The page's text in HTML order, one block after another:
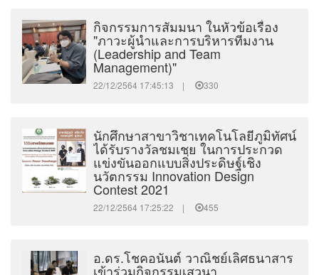
กิจกรรมการสัมมนา ในหัวข้อเรื่อง
"ภาวะผู้นำและการบริหารทีมงาน
(Leadership and Team
Management)"
22/12/2564 17:45:13 | 330
นักศึกษาสาขาวิชาเทคโนโลยีภูมิทัศน์
ได้รับรางวัลชมเชย ในการประกวด
แข่งขันออกแบบสิ่งประดิษฐ์เชิง
นวัตกรรม Innovation Design
Contest 2021
22/12/2564 17:25:22 | 455
อ.ดร.โชคอนันต์ วาณิชย์เลิศธนาสาร
เข้าร่วมกิจกรรมเสวนา